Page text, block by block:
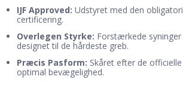
IJF Approved: Udstyret med den
certificering.
Overlegen Styrke: Forstærkede
designet til de hårdeste greb.
Præcis Pasform: Skåret efter de
optimal bevægelighed.